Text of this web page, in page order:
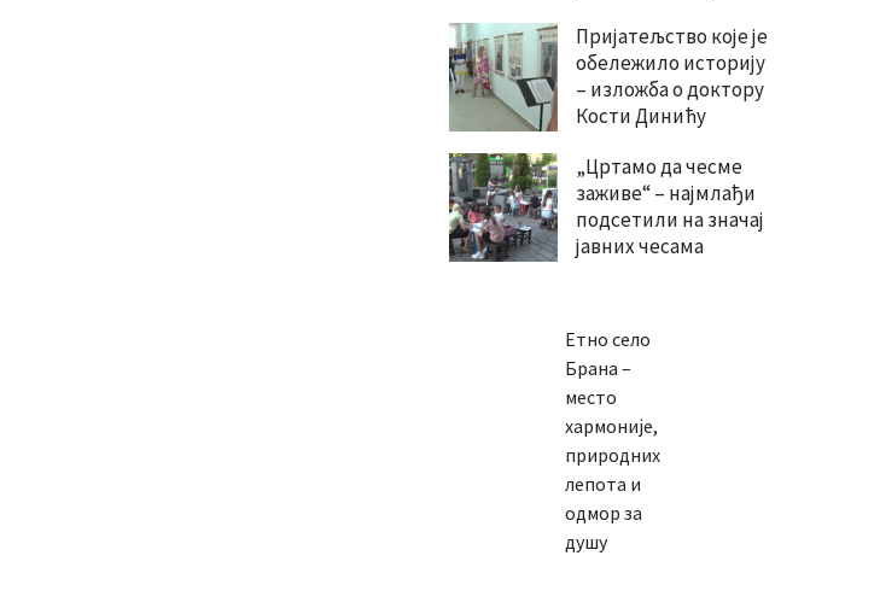
Пријатељство које је
обележило историју
– изложба о доктору
Кости Динићу
„Цртамо да чесме
заживе“ – најмлађи
подсетили на значај
јавних чесама
Етно село
Брана –
место
хармоније,
природних
лепота и
одмор за
душу